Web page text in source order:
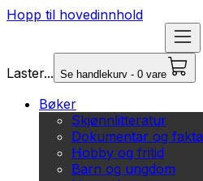
Hopp til hovedinnhold
Laster... Se handlekurv - 0 vare
Bøker
Skjønnlitteratur
Dokumentar og fakta
Hobby og fritid
Barn og ungdom